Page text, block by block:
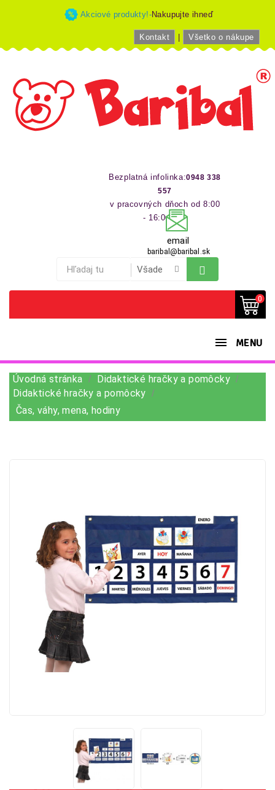
Akciové produkty!-Nakupujte ihneď
Kontakt Všetko o nákupe
Bezplatná infolinka:0948 338
557
v pracovných dňoch od 8:00
- 16:00 hod
email
baribal@baribal.sk
0
MENU
Úvodná stránka
Didaktické hračky a pomôcky
Didaktické hračky a pomôcky
Čas, váhy, mena, hodiny